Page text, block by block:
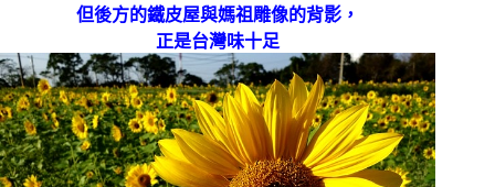
但後方的鐵皮屋與媽祖雕像的背影，
正是台灣味十足